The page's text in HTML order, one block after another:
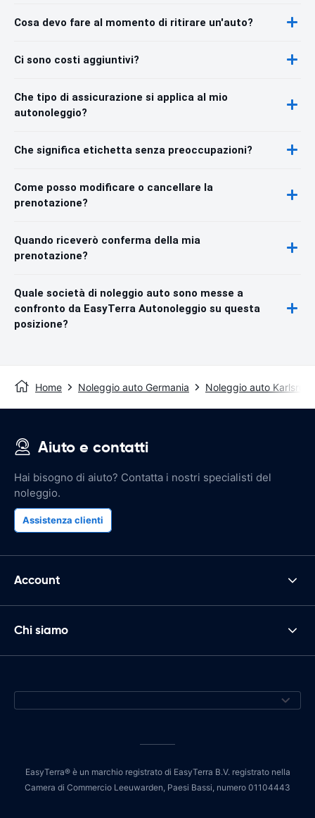
Cosa devo fare al momento di ritirare un'auto?
Ci sono costi aggiuntivi?
Che tipo di assicurazione si applica al mio
autonoleggio?
Che significa etichetta senza preoccupazioni?
Come posso modificare o cancellare la
prenotazione?
Quando riceverò conferma della mia
prenotazione?
Quale società di noleggio auto sono messe a
confronto da EasyTerra Autonoleggio su questa
posizione?
Home Noleggio auto Germania Noleggio auto Karlsruhe
Aiuto e contatti
Hai bisogno di aiuto? Contatta i nostri specialisti del
noleggio.
Assistenza clienti
Account
Chi siamo
EasyTerra® è un marchio registrato di EasyTerra B.V. registrato nella
Camera di Commercio Leeuwarden, Paesi Bassi, numero 01104443